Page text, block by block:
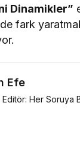
Dinamikler”
fark
Efe
Editör: Her